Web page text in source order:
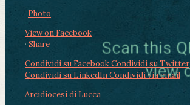
Photo
View on Facebook
· Share
Condividi su FacebookCondividi su Twitter
Condividi su LinkedInCondividi via email
Arcidiocesi di Lucca